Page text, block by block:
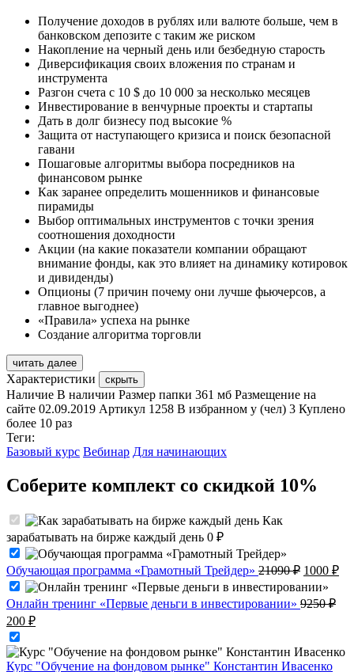
Получение доходов в рублях или валюте больше, чем в
банковском депозите с таким же риском
Накопление на черный день или безбедную старость
Диверсификация своих вложения по странам и
инструмента
Разгон счета с 10 $ до 10 000 за несколько месяцев
Инвестирование в венчурные проекты и стартапы
Дать в долг бизнесу под высокие %
Защита от наступающего кризиса и поиск безопасной
гавани
Пошаговые алгоритмы выбора посредников на
финансовом рынке
Как заранее определить мошенников и финансовые
пирамиды
Выбор оптимальных инструментов с точки зрения
соотношения доходности
Акции (на какие показатели компании обращают
внимание фонды, как это влияет на динамику котировок
и дивиденды)
Опционы (7 причин почему они лучше фьючерсов, а
главное выгоднее)
«Правила» успеха на рынке
Создание алгоритма торговли
читать далее
Характеристики скрыть
Наличие В наличии Размер папки 361 мб Размещение на
сайте 02.09.2019 Артикул 1258 В избранном у (чел) 3 Куплено
более 10 раз
Теги:
Базовый курс Вебинар Для начинающих
Соберите комплект со скидкой 10%
Как
зарабатывать на бирже каждый день 0 ₽
Обучающая программа «Грамотный Трейдер» 21090₽
21090 ₽.
1000 ₽
Онлайн тренинг «Первые деньги в инвестировании» 9250₽
Первоначальная
цена
составляла
9250 ₽.
200 ₽Текущая
200 ₽.
Курс "Обучение на фондовом рынке" Константин Ивасенко